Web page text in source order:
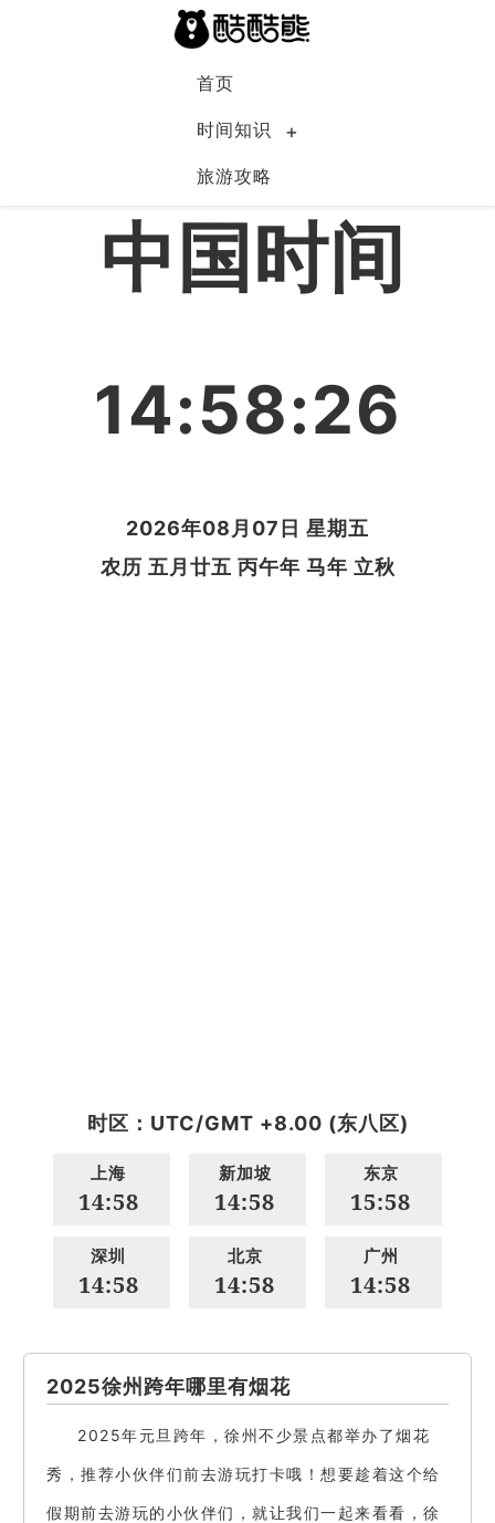
首页
时间知识
旅游攻略
中国
中国时间
14:58:26
2026年08月07日 星期五
农历 五月廿五 丙午年 马年 立秋
时区：UTC/GMT +8.00 (东八区)
上海
14:58
新加坡
14:58
东京
15:58
深圳
14:58
北京
14:58
广州
14:58
2025徐州跨年哪里有烟花
2025年元旦跨年，徐州不少景点都举办了烟花
秀，推荐小伙伴们前去游玩打卡哦！想要趁着这个给
假期前去游玩的小伙伴们，就让我们一起来看看，徐